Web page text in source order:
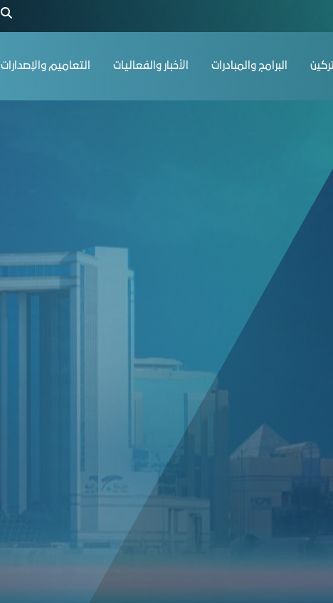
البرامج والمبادرات الأخبار والفعاليات التعاميم والإصدارات